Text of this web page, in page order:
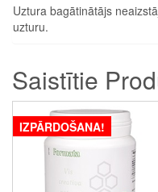
Uztura bagātinātājs
uzturu.
Saistītie
IZPĀRDOŠANA!